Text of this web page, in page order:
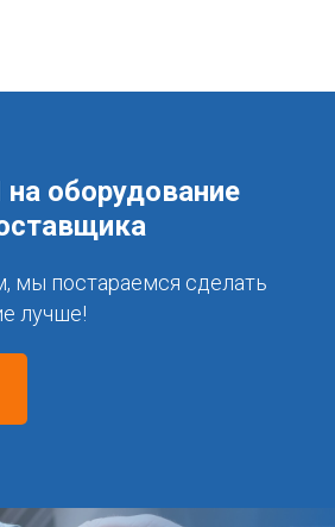
оборудование
мы постараемся сделать
лучше!